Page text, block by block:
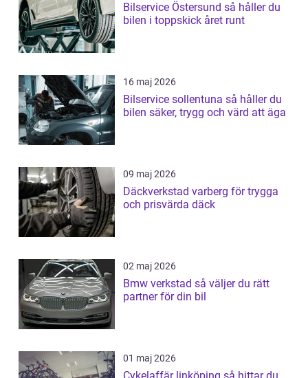
Bilservice Östersund så håller du
bilen i toppskick året runt
16 maj 2026
Bilservice sollentuna så håller du
bilen säker, trygg och värd att äga
09 maj 2026
Däckverkstad varberg för trygga
och prisvärda däck
02 maj 2026
Bmw verkstad så väljer du rätt
partner för din bil
01 maj 2026